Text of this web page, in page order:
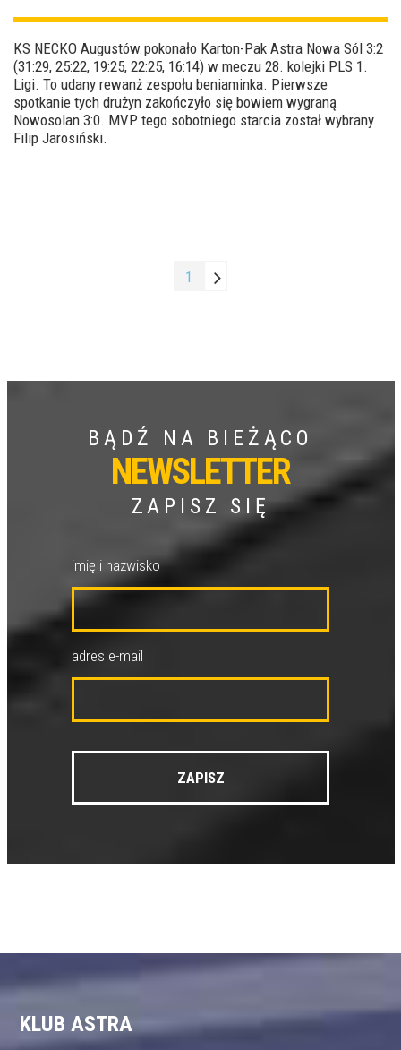
KS NECKO Augustów pokonało Karton-Pak Astra Nowa Sól 3:2
(31:29, 25:22, 19:25, 22:25, 16:14) w meczu 28. kolejki PLS 1.
Ligi. To udany rewanż zespołu beniaminka. Pierwsze
spotkanie tych drużyn zakończyło się bowiem wygraną
Nowosolan 3:0. MVP tego sobotniego starcia został wybrany
Filip Jarosiński.
1
BĄDŹ NA BIEŻĄCO
NEWSLETTER
ZAPISZ SIĘ
imię i nazwisko
adres e-mail
KLUB ASTRA